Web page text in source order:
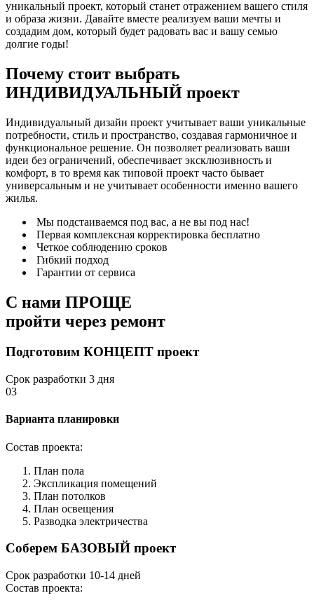
уникальный проект, который станет отражением вашего стиля
и образа жизни. Давайте вместе реализуем ваши мечты и
создадим дом, который будет радовать вас и вашу семью
долгие годы!
Почему стоит выбрать
ИНДИВИДУАЛЬНЫЙ проект
Индивидуальный дизайн проект учитывает ваши уникальные
потребности, стиль и пространство, создавая гармоничное и
функциональное решение. Он позволяет реализовать ваши
идеи без ограничений, обеспечивает эксклюзивность и
комфорт, в то время как типовой проект часто бывает
универсальным и не учитывает особенности именно вашего
жилья.
Мы подстаиваемся под вас, а не вы под нас!
Первая комплексная корректировка бесплатно
Четкое соблюдению сроков
Гибкий подход
Гарантии от сервиса
С нами ПРОЩЕ
пройти через ремонт
Подготовим КОНЦЕПТ проект
Срок разработки 3 дня
03
Варианта планировки
Состав проекта:
План пола
Экспликация помещений
План потолков
План освещения
Разводка электричества
Соберем БАЗОВЫЙ проект
Срок разработки 10-14 дней
Состав проекта: